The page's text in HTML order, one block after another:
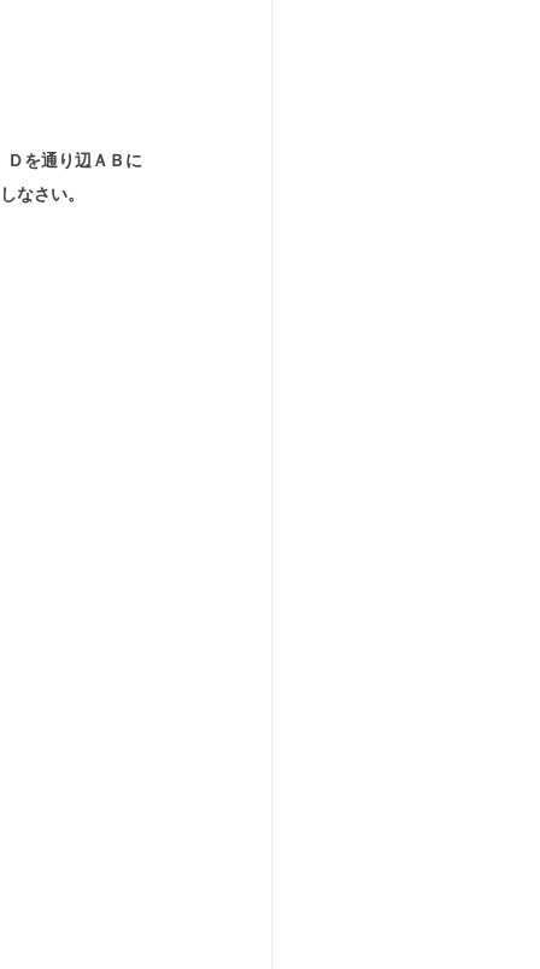
を通り辺ＡＢに
なさい。